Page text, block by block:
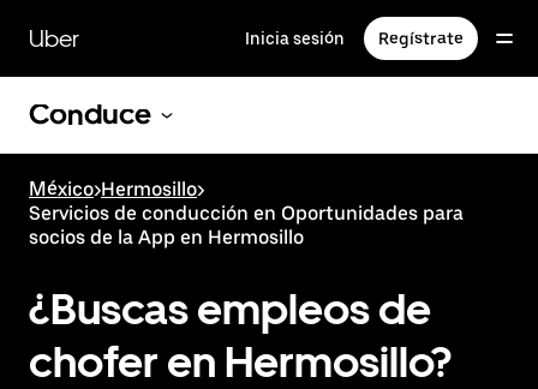
contenido
principal
Uber Inicia sesión Regístrate
Conduce
México>Hermosillo>
Servicios de conducción en Oportunidades para
socios de la App en Hermosillo
¿Buscas empleos de
chofer en Hermosillo?